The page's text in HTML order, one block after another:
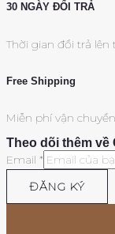
30 NGÀY ĐỔI TRẢ
Thời gian đổi trả lên
Free Shipping
Miễn phí vận
Theo dõi thêm về
Email *
ĐĂNG KÝ